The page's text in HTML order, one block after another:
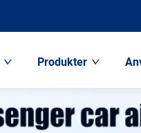
Produkter